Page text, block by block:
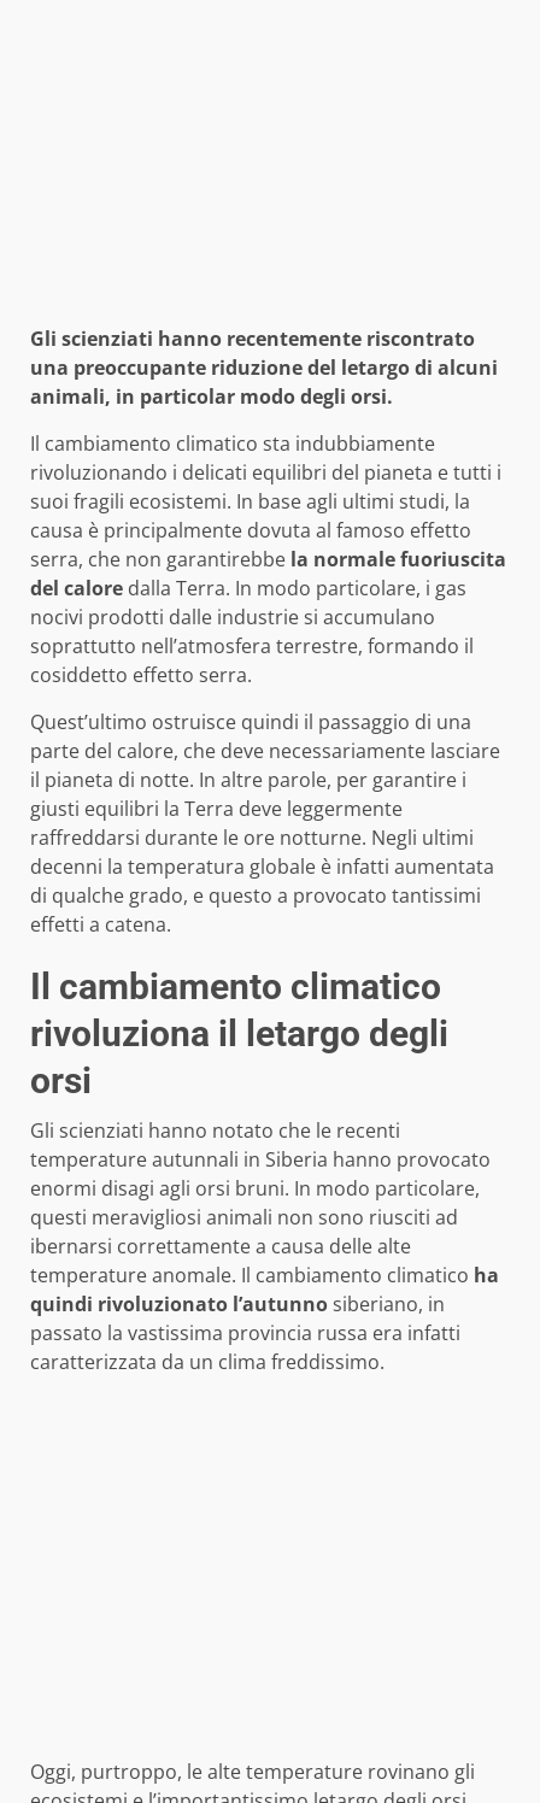
Gli scienziati hanno recentemente riscontrato
una preoccupante riduzione del letargo di alcuni
animali, in particolar modo degli orsi.
Il cambiamento climatico sta indubbiamente
rivoluzionando i delicati equilibri del pianeta e tutti i
suoi fragili ecosistemi. In base agli ultimi studi, la
causa è principalmente dovuta al famoso effetto
serra, che non garantirebbe la normale fuoriuscita
del calore dalla Terra. In modo particolare, i gas
nocivi prodotti dalle industrie si accumulano
soprattutto nell’atmosfera terrestre, formando il
cosiddetto effetto serra.
Quest’ultimo ostruisce quindi il passaggio di una
parte del calore, che deve necessariamente lasciare
il pianeta di notte. In altre parole, per garantire i
giusti equilibri la Terra deve leggermente
raffreddarsi durante le ore notturne. Negli ultimi
decenni la temperatura globale è infatti aumentata
di qualche grado, e questo a provocato tantissimi
effetti a catena.
Il cambiamento climatico
rivoluziona il letargo degli
orsi
Gli scienziati hanno notato che le recenti
temperature autunnali in Siberia hanno provocato
enormi disagi agli orsi bruni. In modo particolare,
questi meravigliosi animali non sono riusciti ad
ibernarsi correttamente a causa delle alte
temperature anomale. Il cambiamento climatico ha
quindi rivoluzionato l’autunnosiberiano, in
passato la vastissima provincia russa era infatti
caratterizzata da un clima freddissimo.
Oggi, purtroppo, le alte temperature rovinano gli